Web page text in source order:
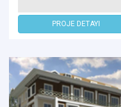
PROJE DETAYI